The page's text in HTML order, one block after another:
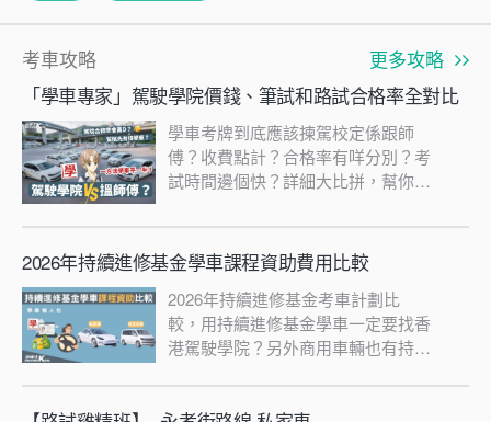
考車攻略
更多攻略
「學車專家」駕駛學院價錢、筆試和路試合格率全對比
學車考牌到底應該揀駕校定係跟師
傅？收費點計？合格率有咩分別？考
試時間邊個快？詳細大比拼，幫你揾
2026年持續進修基金學車課程資助費用比較
2026年持續進修基金考車計劃比
較，用持續進修基金學車一定要找香
港駕駛學院？另外商用車輛也有持續